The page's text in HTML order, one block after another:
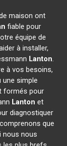
maison ont
fiable pour
équipe de
à installer,
Lanton.
à vos besoins,
une simple
formés pour
Lanton et
diagnostiquer
que
nous nous